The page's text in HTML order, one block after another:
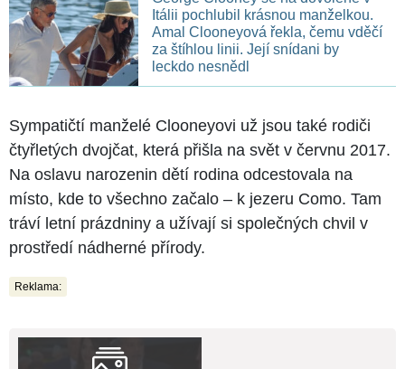
Itálii pochlubil krásnou manželkou.
Amal Clooneyová řekla, čemu vděčí
za štíhlou linii. Její snídani by
leckdo nesnědl
Sympatičtí manželé Clooneyovi už jsou také rodiči
čtyřletých dvojčat, která přišla na svět v červnu 2017.
Na oslavu narozenin dětí rodina odcestovala na
místo, kde to všechno začalo – k jezeru Como. Tam
tráví letní prázdniny a užívají si společných chvil v
prostředí nádherné přírody.
Reklama: